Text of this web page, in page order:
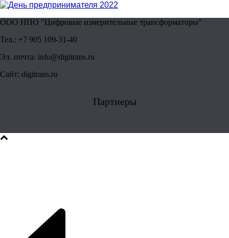
ООО НПО "Цифровые измерительные трансформаторы"
Тел.: +7 905 109-31-40
Эл. почта: info@digitrans.ru
Сайт: digitrans.ru
Партнеры